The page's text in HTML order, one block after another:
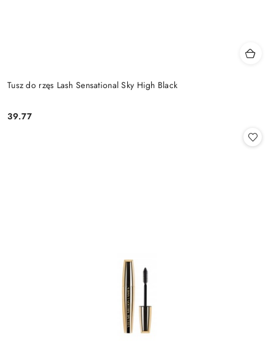
Tusz do rzęs Lash Sensational Sky High Black
Cena:
39.77